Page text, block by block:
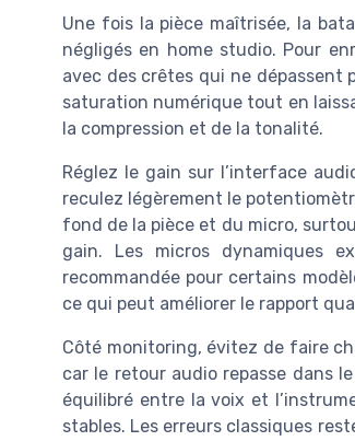
Une fois la pièce maîtrisée, la
négligés en home studio. Pour
avec des crêtes qui ne dépassent
saturation numérique tout en
la compression et de la tonalité.
Réglez le gain sur l’interface
reculez légèrement le
fond de la pièce et du micro,
gain. Les micros dynamiques
recommandée pour certains
ce qui peut améliorer le rapport
Côté monitoring, évitez de faire
car le retour audio repasse dans
équilibré entre la voix et
stables. Les erreurs classiques